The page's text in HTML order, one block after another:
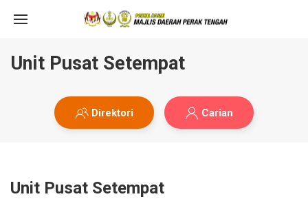
Unit Pusat Setempat
Direktori Carian
Unit Pusat Setempat